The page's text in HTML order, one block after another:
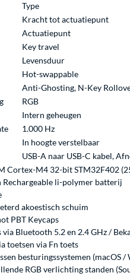
Type
Kracht tot actuatiepunt
Actuatiepunt
Key travel
Levensduur
Hot-swappable
Anti-Ghosting, N-Key
RGB
Intern geheugen
1.000 Hz
In hoogte verstelbaar
USB-A naar USB-C kabel,
Cortex-M4 32-bit STM32F402
Rechargeable li-polymer batterij
akoestisch schuim
PBT Keycaps
Bluetooth 5.2 en 2.4 GHz /
toetsen via Fn toets
besturingssystemen (macOS
RGB verlichting standen